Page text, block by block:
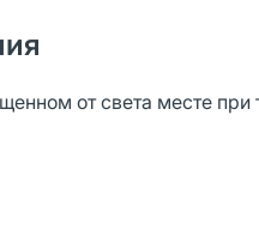
от света месте